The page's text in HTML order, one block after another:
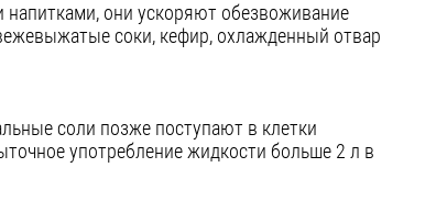
они ускоряют обезвоживание
соки, кефир, охлажденный отвар
соли позже поступают в клетки
употребление жидкости больше 2 л в